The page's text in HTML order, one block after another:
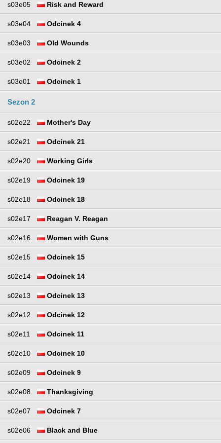
s03e05 Risk and Reward
s03e04 Odcinek 4
s03e03 Old Wounds
s03e02 Odcinek 2
s03e01 Odcinek 1
Sezon 2
s02e22 Mother's Day
s02e21 Odcinek 21
s02e20 Working Girls
s02e19 Odcinek 19
s02e18 Odcinek 18
s02e17 Reagan V. Reagan
s02e16 Women with Guns
s02e15 Odcinek 15
s02e14 Odcinek 14
s02e13 Odcinek 13
s02e12 Odcinek 12
s02e11 Odcinek 11
s02e10 Odcinek 10
s02e09 Odcinek 9
s02e08 Thanksgiving
s02e07 Odcinek 7
s02e06 Black and Blue